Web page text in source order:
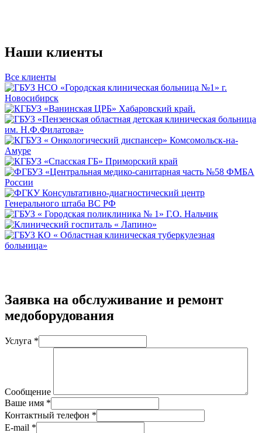
Наши клиенты
Все клиенты
Заявка на обслуживание и ремонт
медоборудования
Услуга *
Сообщение
Ваше имя *
Контактный телефон *
E-mail *